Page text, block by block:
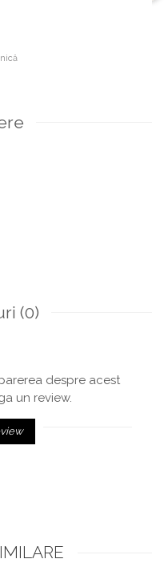
(0)
despre acest
un review.